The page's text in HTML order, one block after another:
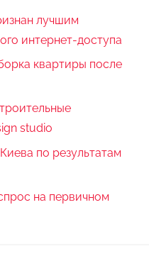
лучшим
интернет-доступа
квартиры после
studio
по результатам
на первичном